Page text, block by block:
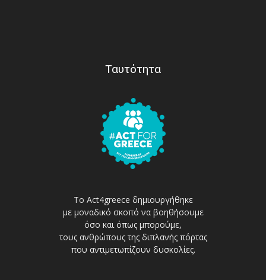
Ταυτότητα
Το Act4greece δημιουργήθηκε
με μοναδικό σκοπό να βοηθήσουμε
όσο και όπως μπορούμε,
τους ανθρώπους της διπλανής πόρτας
που αντιμετωπίζουν δυσκολίες.